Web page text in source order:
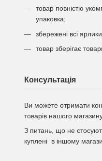
товар повністю
упаковка;
збережені всі
товар зберігає
Консультація
Ви можете отримати
товарів нашого
З питань, що не
куплені в іншому